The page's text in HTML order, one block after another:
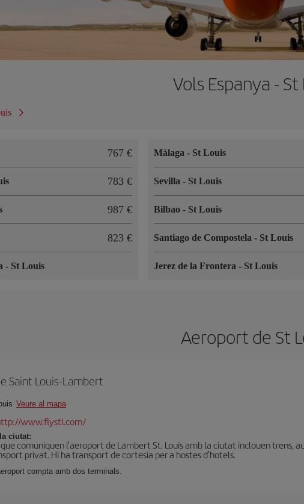
Vols Espanya - St
767
783
987
823
- St Louis
Màlaga - St Louis
Sevilla - St Louis
Bilbao - St Louis
Santiago de Compostela - St Louis
Jerez de la Frontera - St Louis
Aeroport de St
Saint Louis-Lambert
Veure al mapa
www.flystl.com/
ciutat:
comuniquen l'aeroport de Lambert St. Louis amb la ciutat inclouen trens,
privat. Hi ha transport de cortesia per a hostes d'hotels.
compta amb dos terminals.